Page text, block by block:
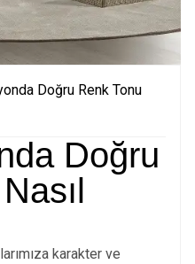
Doğru Renk Tonu
Doğru
karakter ve